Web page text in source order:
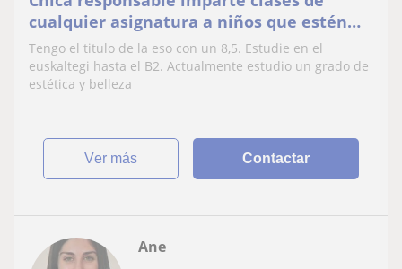
cualquier asignatura a niños que estén
cursando primaria
Tengo el titulo de la eso con un 8,5. Estudie en el
euskaltegi hasta el B2. Actualmente estudio un grado de
estética y belleza
ver más Contactar
Ane